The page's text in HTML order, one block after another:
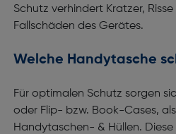
Schutz verhindert Kratzer,
Fallschäden des Gerätes.
Welche Handytasche
Für optimalen Schutz sorgen
oder Flip- bzw. Book-Cases,
Handytaschen- & Hüllen.